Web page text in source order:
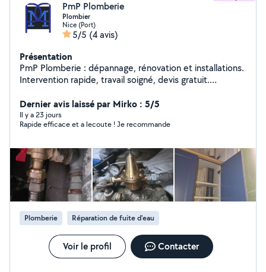
PmP Plomberie
Plombier
Nice (Port)
5/5 (4 avis)
Présentation
PmP Plomberie : dépannage, rénovation et installations.
Intervention rapide, travail soigné, devis gratuit.
Dernier avis laissé par Mirko : 5/5
Il y a 23 jours
Rapide efficace et a lecoute ! Je recommande
Plomberie Réparation de fuite d'eau
Voir le profil Contacter